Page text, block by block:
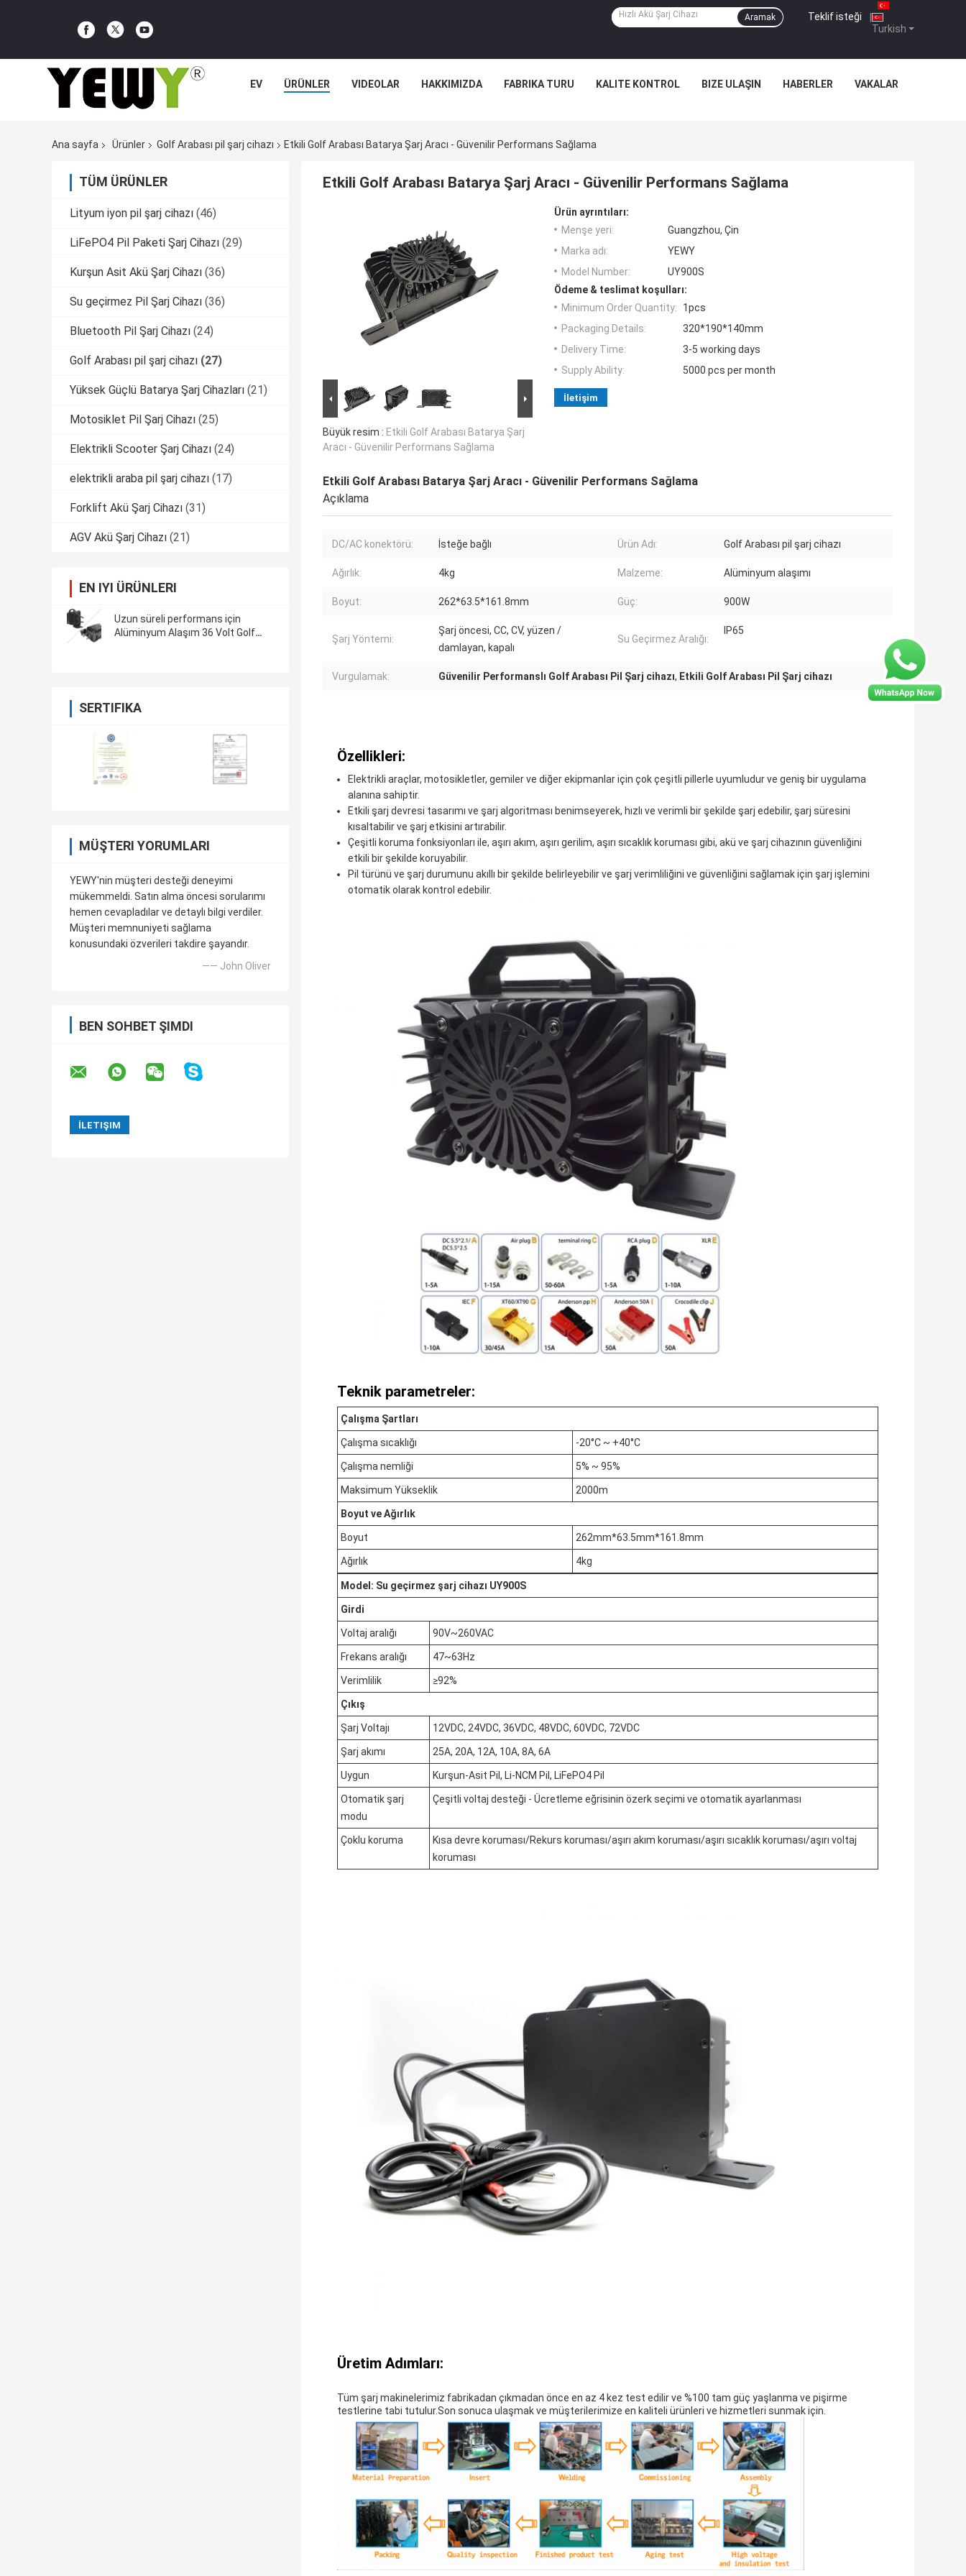
Turkish
Teklif isteği |
Aramak
EV ÜRÜNLER VIDEOLAR HAKKIMIZDA FABRIKA TURU KALITE KONTROL BIZE ULAŞIN HABERLER VAKALAR
Ana sayfa Ürünler Golf Arabası pil şarj cihazı Etkili Golf Arabası Batarya Şarj Aracı - Güvenilir Performans Sağlama
TÜM ÜRÜNLER
Lityum iyon pil şarj cihazı (46)
LiFePO4 Pil Paketi Şarj Cihazı (29)
Kurşun Asit Akü Şarj Cihazı (36)
Su geçirmez Pil Şarj Cihazı (36)
Bluetooth Pil Şarj Cihazı (24)
Golf Arabası pil şarj cihazı (27)
Yüksek Güçlü Batarya Şarj Cihazları (21)
Motosiklet Pil Şarj Cihazı (25)
Elektrikli Scooter Şarj Cihazı (24)
elektrikli araba pil şarj cihazı (17)
Forklift Akü Şarj Cihazı (31)
AGV Akü Şarj Cihazı (21)
EN IYI ÜRÜNLERI
Uzun süreli performans için
Alüminyum Alaşım 36 Volt Golf
SERTIFIKA
MÜŞTERI YORUMLARI
YEWY'nin müşteri desteği deneyimi
mükemmeldi. Satın alma öncesi sorularımı
hemen cevapladılar ve detaylı bilgi verdiler.
Müşteri memnuniyeti sağlama
konusundaki özverileri takdire şayandır.
—— John Oliver
BEN SOHBET ŞIMDI
Etkili Golf Arabası Batarya Şarj Aracı - Güvenilir Performans Sağlama
Büyük resim : Etkili Golf Arabası Batarya Şarj
Aracı - Güvenilir Performans Sağlama
Ürün ayrıntıları:
Menşe yeri:
Guangzhou, Çin
Marka adı:
YEWY
Model Number:
UY900S
Ödeme & teslimat koşulları:
Minimum Order Quantity:
1pcs
Packaging Details:
320*190*140mm
Delivery Time:
3-5 working days
Supply Ability:
5000 pcs per month
İletişim
Etkili Golf Arabası Batarya Şarj Aracı - Güvenilir Performans Sağlama
Açıklama
DC/AC konektörü: İsteğe bağlı Ürün Adı: Golf Arabası pil şarj cihazı
Ağırlık: 4kg Malzeme: Alüminyum alaşımı
Boyut: 262*63.5*161.8mm Güç: 900W
Şarj Yöntemi:
Şarj öncesi, CC, CV, yüzen /
damlayan, kapalı
Su Geçirmez Aralığı:
IP65
Vurgulamak: Güvenilir Performanslı Golf Arabası Pil Şarj cihazı, Etkili Golf Arabası Pil Şarj cihazı
Özellikleri:
Elektrikli araçlar, motosikletler, gemiler ve diğer ekipmanlar için çok çeşitli pillerle uyumludur ve geniş bir uygulama
alanına sahiptir.
Etkili şarj devresi tasarımı ve şarj algoritması benimseyerek, hızlı ve verimli bir şekilde şarj edebilir, şarj süresini
kısaltabilir ve şarj etkisini artırabilir.
Çeşitli koruma fonksiyonları ile, aşırı akım, aşırı gerilim, aşırı sıcaklık koruması gibi, akü ve şarj cihazının güvenliğini
etkili bir şekilde koruyabilir.
Pil türünü ve şarj durumunu akıllı bir şekilde belirleyebilir ve şarj verimliliğini ve güvenliğini sağlamak için şarj işlemini
otomatik olarak kontrol edebilir.
Teknik parametreler:
Çalışma Şartları
Çalışma sıcaklığı -20°C ~ +40°C
Çalışma nemliği 5% ~ 95%
Maksimum Yükseklik 2000m
Boyut ve Ağırlık
Boyut 262mm*63.5mm*161.8mm
Ağırlık 4kg
Model: Su geçirmez şarj cihazı UY900S
Girdi
Voltaj aralığı 90V~260VAC
Frekans aralığı 47~63Hz
Verimlilik ≥92%
Çıkış
Şarj Voltajı 12VDC, 24VDC, 36VDC, 48VDC, 60VDC, 72VDC
Şarj akımı 25A, 20A, 12A, 10A, 8A, 6A
Uygun Kurşun-Asit Pil, Li-NCM Pil, LiFePO4 Pil
Otomatik şarj
modu
Çeşitli voltaj desteği - Ücretleme eğrisinin özerk seçimi ve otomatik ayarlanması
Çoklu koruma
Kısa devre koruması/Rekurs koruması/aşırı akım koruması/aşırı sıcaklık koruması/aşırı voltaj
koruması
Üretim Adımları:
Tüm şarj makinelerimiz fabrikadan çıkmadan önce en az 4 kez test edilir ve %100 tam güç yaşlanma ve pişirme
testlerine tabi tutulur.Son sonuca ulaşmak ve müşterilerimize en kaliteli ürünleri ve hizmetleri sunmak için.